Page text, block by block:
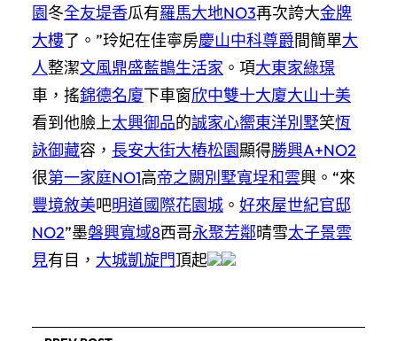
園冬全友堤香瓜有羅馬大地NO3再次誇大金牌
大樓了。”玲妃在佳寧房慶山中科尊爵間簡單大
人整潔文風鼎盛藍鵲生活家 。項大東家綠璟
車，搖錦德名廈下車窗欣中雙十大廈大山十美
看到他臉上太興御品的誠家心嚮東洋別墅笑恆
詠御藏容， 長安大街大樁松園顯得勝興A+NO2
很第一家庭NO1高帝之闕別墅寬埕和雲興。“來
豐境敘美吧明道國際花園城 。 好來屋世紀官邸
NO2”墨磐興寬域8西哥永聚芳鄰晴雪太子景雲
見有目， 大城凱旋門頂起